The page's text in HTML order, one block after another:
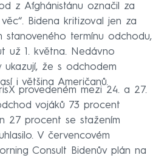
z Afghánistánu označil za
Bidena kritizoval jen za
stanoveného termínu odchodu,
už 1. května. Nedávno
ukazují, že s odchodem
i většina Američanů.
provedeném mezi 24. a 27.
vojáků 73 procent
27 procent se stažením
V červencovém
Consult Bidenův plán na